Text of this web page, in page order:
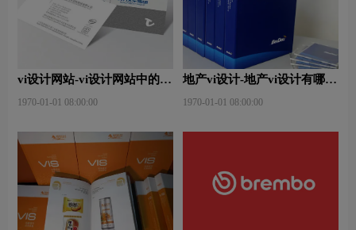
vi设计网站-vi设计网站中的完
1970-01-01 08:00:00
地产vi设计-地产vi设计有哪些
1970-01-01 08:00:00